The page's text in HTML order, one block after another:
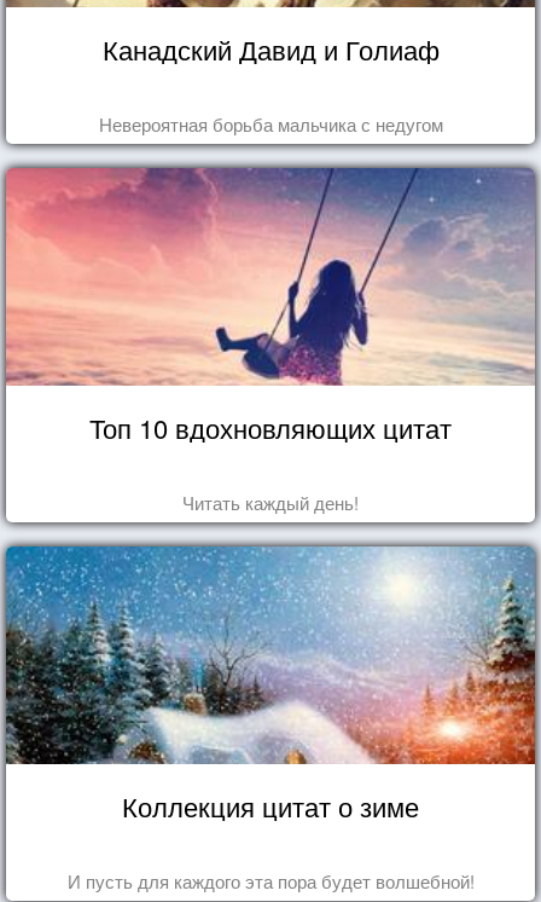
Канадский Давид и Голиаф
Невероятная борьба мальчика с недугом
Топ 10 вдохновляющих цитат
Читать каждый день!
Коллекция цитат о зиме
И пусть для каждого эта пора будет волшебной!